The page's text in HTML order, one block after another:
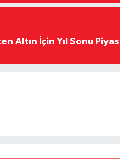
Altın İçin Yıl Sonu